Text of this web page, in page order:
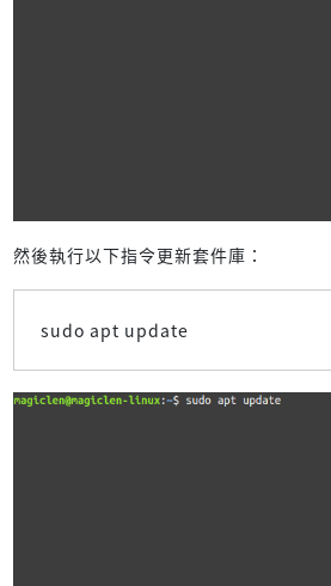
然後執行以下指令更新套件庫：
sudo apt update